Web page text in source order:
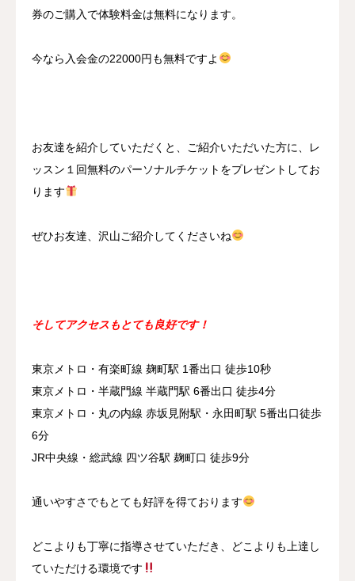
券のご購入で体験料金は無料になります。
今なら入会金の22000円も無料ですよ
お友達を紹介していただくと、ご紹介いただいた方に、レ
ッスン１回無料のパーソナルチケットをプレゼントしてお
ります
ぜひお友達、沢山ご紹介してくださいね
そしてアクセスもとても良好です！
東京メトロ・有楽町線 麹町駅 1番出口 徒歩10秒
東京メトロ・半蔵門線 半蔵門駅 6番出口 徒歩4分
東京メトロ・丸の内線 赤坂見附駅・永田町駅 5番出口徒歩
6分
JR中央線・総武線 四ツ谷駅 麹町口 徒歩9分
通いやすさでもとても好評を得ております
どこよりも丁寧に指導させていただき、どこよりも上達し
ていただける環境です